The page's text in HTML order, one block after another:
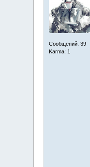
Сообщений: 39
Karma: 1